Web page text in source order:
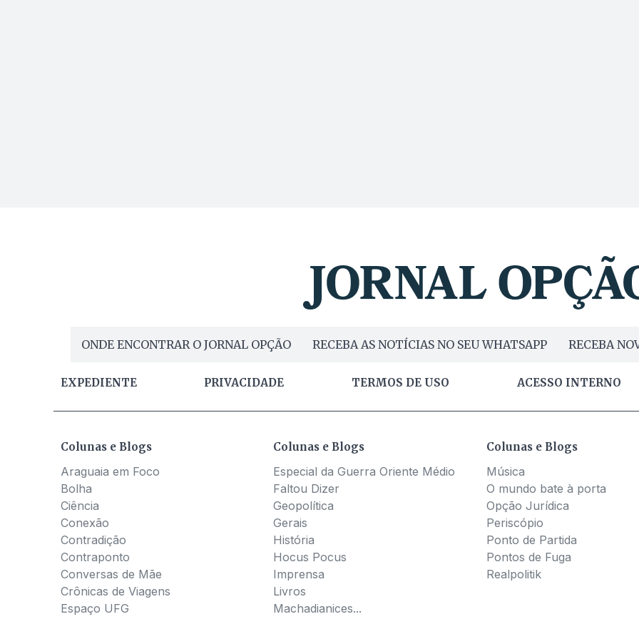
ONDE ENCONTRAR O JORNAL OPÇÃO RECEBA AS NOTÍCIAS NO SEU WHATSAPP RECEBA
EXPEDIENTE PRIVACIDADE TERMOS DE USO ACESSO INTERNO
Colunas e Blogs
Araguaia em Foco
Bolha
Ciência
Conexão
Contradição
Contraponto
Conversas de Mãe
Crônicas de Viagens
Espaço UFG
Colunas e Blogs
Especial da Guerra Oriente Médio
Faltou Dizer
Geopolítica
Gerais
História
Hocus Pocus
Imprensa
Livros
Machadianices...
Colunas e Blogs
Música
O mundo bate à porta
Opção Jurídica
Periscópio
Ponto de Partida
Pontos de Fuga
Realpolitik